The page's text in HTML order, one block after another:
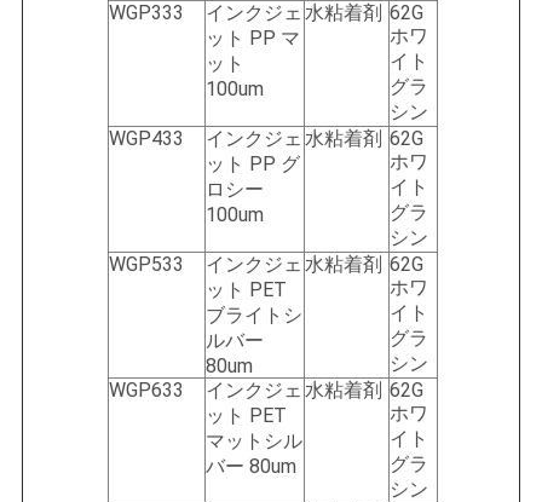
WGP333
インクジェ
ット PP マ
ット
100um
水粘着剤 62G
ホワ
イト
グラ
シン
WGP433
インクジェ
ット PP グ
ロシー
100um
水粘着剤 62G
ホワ
イト
グラ
シン
WGP533
インクジェ
ット PET
ブライトシ
ルバー
80um
水粘着剤 62G
ホワ
イト
グラ
シン
WGP633
インクジェ
ット PET
マットシル
バー 80um
水粘着剤 62G
ホワ
イト
グラ
シン